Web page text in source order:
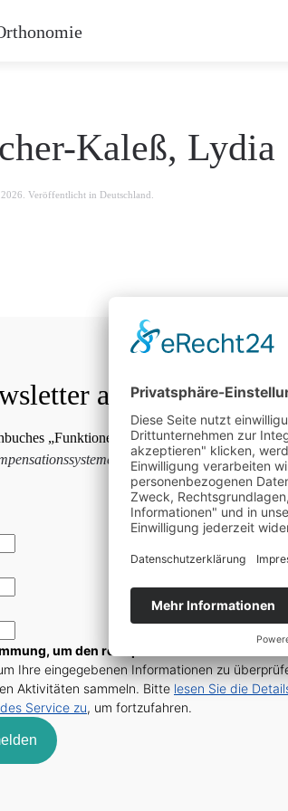
Kaleß, Lydia
. Veröffentlicht in Deutschland
anmelden
„Funktionelle Orthonmie und
und Blockierungsketten inkl.
um den reCaptcha v3-Service zu
Ihre eingegebenen Informationen zu
Aktivitäten sammeln. Bitte lesen Sie die
Service zu, um fortzufahren.